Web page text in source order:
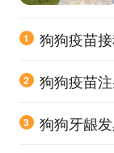
1
狗狗疫苗
2
狗狗疫苗
3
狗狗牙龈